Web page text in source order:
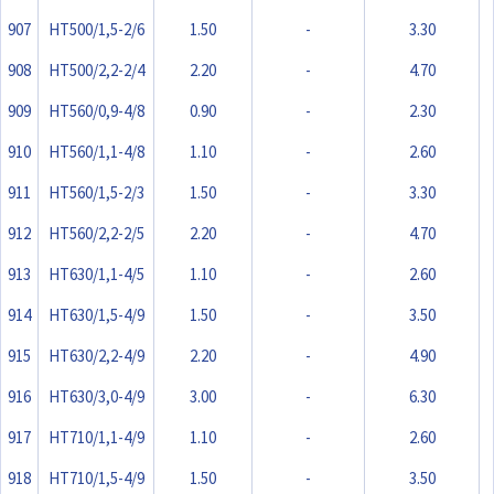
907
HT500/1,5-2/6 1.50 -
3.30
908
HT500/2,2-2/4 2.20 -
4.70
909
HT560/0,9-4/8 0.90 -
2.30
910
HT560/1,1-4/8 1.10 -
2.60
911
HT560/1,5-2/3 1.50 -
3.30
912
HT560/2,2-2/5 2.20 -
4.70
913
HT630/1,1-4/5 1.10 -
2.60
914
HT630/1,5-4/9 1.50 -
3.50
915
HT630/2,2-4/9 2.20 -
4.90
916
HT630/3,0-4/9 3.00 -
6.30
917
HT710/1,1-4/9 1.10 -
2.60
918
HT710/1,5-4/9 1.50 - 3.50